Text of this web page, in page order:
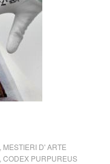
MESTIERI D' ARTE
CODEX PURPUREUS